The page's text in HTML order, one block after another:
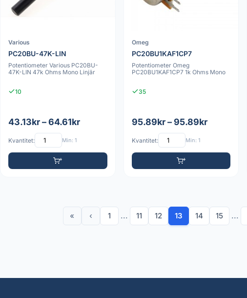
Various
PC20BU-47K-LIN
Potentiometer Various PC20BU-
47K-LIN 47k Ohms Mono Linjär
10
43.13kr – 64.61kr
Kvantitet: Min: 1
Omeg
PC20BU1KAF1CP7
Potentiometer Omeg
PC20BU1KAF1CP7 1k Ohms Mono
35
95.89kr – 95.89kr
Kvantitet: Min: 1
« ‹ 1 ... 11 12 13 14 15 ...